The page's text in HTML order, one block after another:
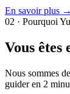
En savoir plus →
02 · Pourquoi
Vous êtes
Nous sommes
guider en 2